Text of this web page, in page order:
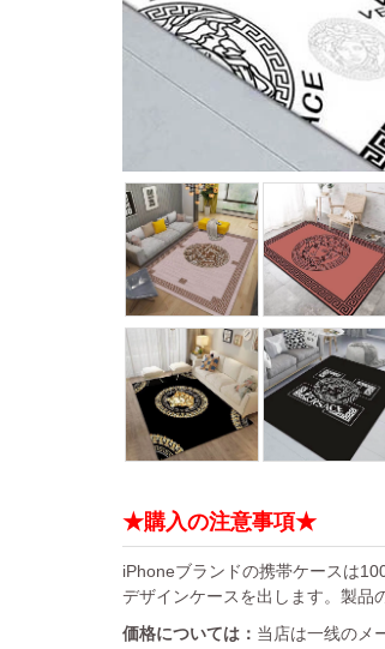
★購入の注意事項★
iPhoneブランドの携帯ケースは
デザインケースを出します。製品
価格については： 当店は一线のメ